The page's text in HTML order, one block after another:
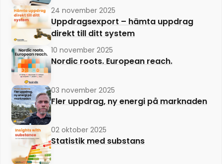
24 november 2025
Uppdragsexport – hämta uppdrag
direkt till ditt system
10 november 2025
Nordic roots. European reach.
03 november 2025
Fler uppdrag, ny energi på marknaden
02 oktober 2025
Statistik med substans